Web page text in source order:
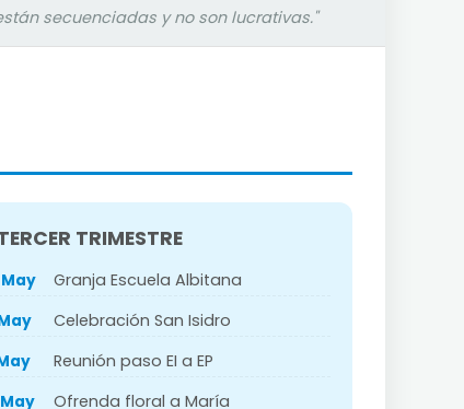
secuenciadas y no son lucrativas."
TRIMESTRE
Granja Escuela Albitana
Celebración San Isidro
Reunión paso EI a EP
Ofrenda floral a María